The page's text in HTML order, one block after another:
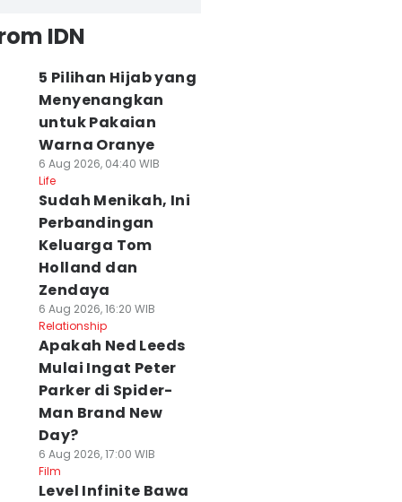
IDN
5 Pilihan Hijab yang
Menyenangkan
untuk Pakaian
Warna Oranye
6 Aug 2026, 04:40 WIB
Life
Sudah Menikah, Ini
Perbandingan
Keluarga Tom
Holland dan
Zendaya
6 Aug 2026, 16:20 WIB
Relationship
Apakah Ned Leeds
Mulai Ingat Peter
Parker di Spider-
Man Brand New
Day?
6 Aug 2026, 17:00 WIB
Film
Level Infinite Bawa